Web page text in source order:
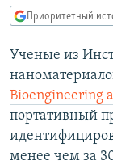
главной
навигации
Вернутся
поиску
IDEL.РЕАЛИИ
СЕВЕР.РЕАЛИИ
РАСПИСАНИЕ
Приоритетный
Ученые из
Bioengineering
портативный
менее чем за